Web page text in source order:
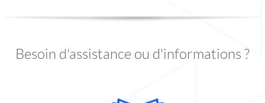
Besoin d'assistance ou d'informations ?